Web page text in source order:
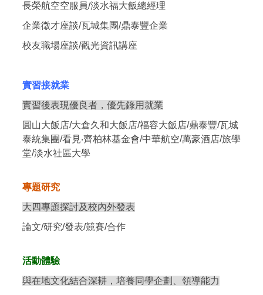
長榮航空空服員/淡水福大飯總經理
企業徵才座談/瓦城集團/鼎泰豐企業
校友職場座談/觀光資訊講座
實習接就業
實習後表現優良者，優先錄用就業
圓山大飯店/大倉久和大飯店/福容大飯店/鼎泰豐/瓦城
泰統集團/看見‧齊柏林基金會/中華航空/萬豪酒店/旅學
堂/淡水社區大學
專題研究
大四專題探討及校內外發表
論文/研究/發表/競賽/合作
活動體驗
與在地文化結合深耕，培養同學企劃、領導能力